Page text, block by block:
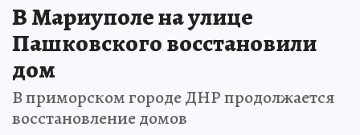
В Мариуполе на улице
Пашковского восстановили
дом
В приморском городе ДНР продолжается
восстановление домов